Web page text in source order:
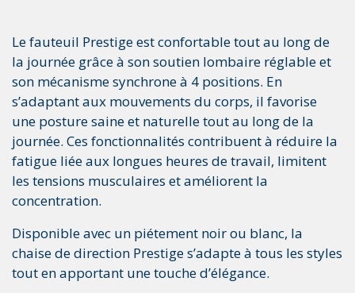
Le fauteuil Prestige est confortable tout au long de
la journée grâce à son soutien lombaire réglable et
son mécanisme synchrone à 4 positions. En
s’adaptant aux mouvements du corps, il favorise
une posture saine et naturelle tout au long de la
journée. Ces fonctionnalités contribuent à réduire la
fatigue liée aux longues heures de travail, limitent
les tensions musculaires et améliorent la
concentration.
Disponible avec un piétement noir ou blanc, la
chaise de direction Prestige s’adapte à tous les styles
tout en apportant une touche d’élégance.